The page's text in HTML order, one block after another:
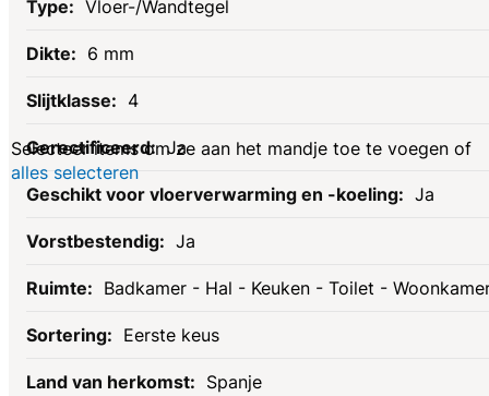
Vloer-/Wandtegel
6 mm
4
Ja
Ja
Ja
Badkamer - Hal - Keuken - Toilet -
Eerste keus
Spanje
Gerelateerde
producten
Selecteer items om ze aan het mandje toe te voegen of
alles selecteren